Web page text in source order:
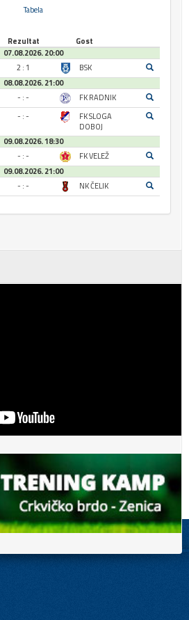
Tabela
Rezultat
Gost
07.08.2026. 20:00
2 : 1
BSK
08.08.2026. 21:00
- : -
FK RADNIK
- : -
FK SLOGA
DOBOJ
09.08.2026. 18:30
- : -
FK VELEŽ
09.08.2026. 21:00
- : - NK ČELIK